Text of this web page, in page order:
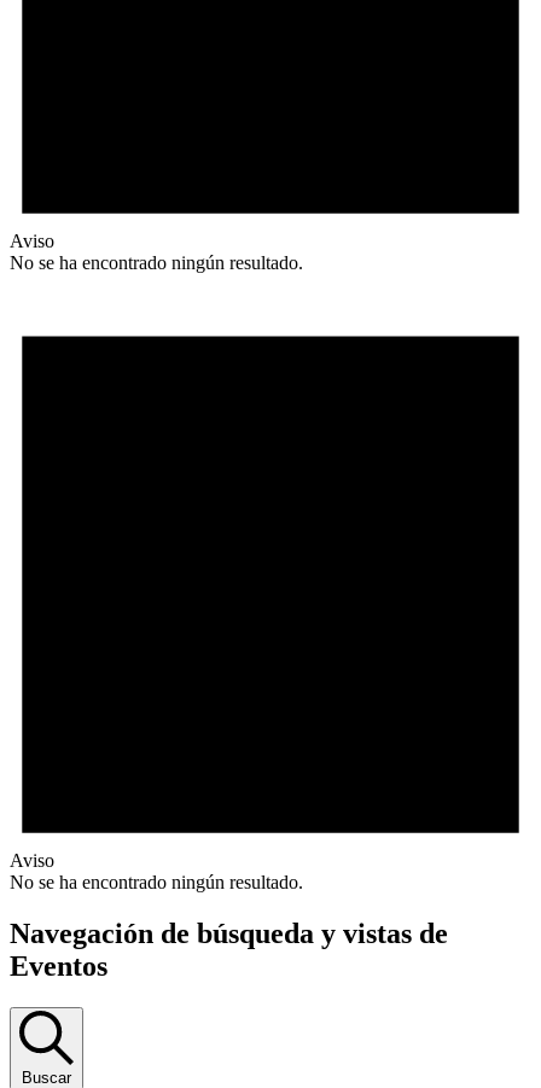
Aviso
No se ha encontrado ningún resultado.
Aviso
No se ha encontrado ningún resultado.
Navegación de búsqueda y vistas de
Eventos
Buscar